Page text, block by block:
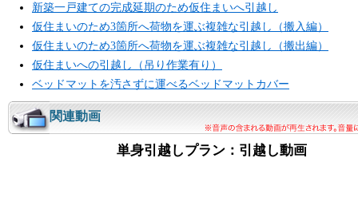
新築一戸建ての完成延期のため仮住まいへ引越し
仮住まいのため3箇所へ荷物を運ぶ複雑な引越し（搬入編）
仮住まいのため3箇所へ荷物を運ぶ複雑な引越し（搬出編）
仮住まいへの引越し（吊り作業有り）
ベッドマットを汚さずに運べるベッドマットカバー
関連動画
単身引越しプラン：引越し動画